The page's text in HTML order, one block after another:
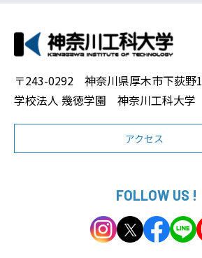
〒243-0292 神奈川県厚木市下荻野
学校法人 幾徳学園 神奈川工科大学
アクセス
FOLLOW US !